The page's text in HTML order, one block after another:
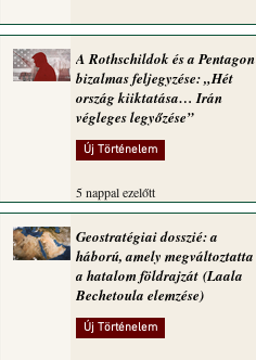
A Rothschildok és a Pentagon
bizalmas feljegyzése: „Hét
ország kiiktatása… Irán
végleges legyőzése”
Új Történelem
5 nappal ezelőtt
Geostratégiai dosszié: a
háború, amely megváltoztatta
a hatalom földrajzát (Laala
Bechetoula elemzése)
Új Történelem